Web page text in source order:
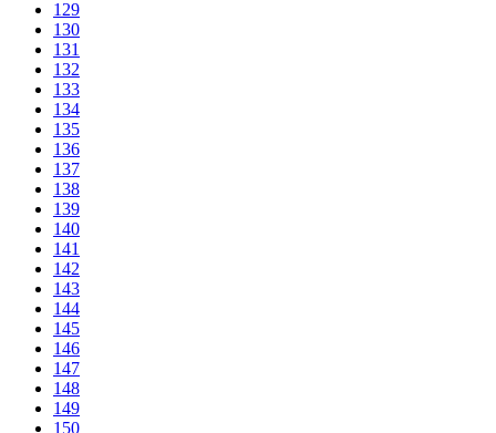
129
130
131
132
133
134
135
136
137
138
139
140
141
142
143
144
145
146
147
148
149
150